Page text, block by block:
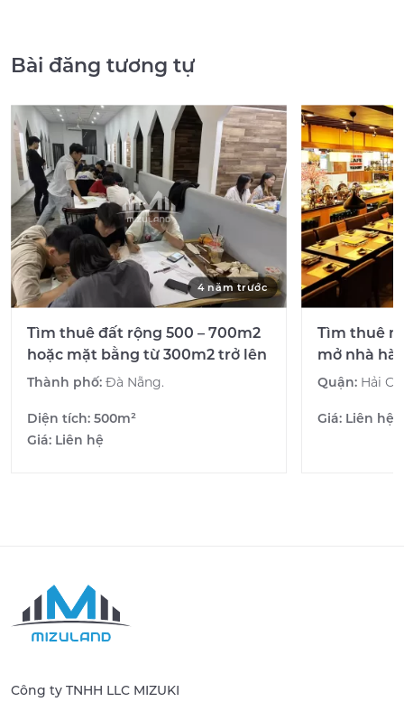
Bài đăng tương tự
4 năm trước
Tìm thuê đất rộng 500 – 700m2
hoặc mặt bằng từ 300m2 trở lên
Thành phố:Đà Nẵng.
Diện tích: 500m²
Giá: Liên hệ
Tìm thuê
mở nhà
Quận:Hải
Giá: Liên hệ
Công ty TNHH LLC MIZUKI